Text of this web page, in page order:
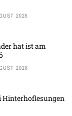
2026
hat ist am
2026
Hinterhoflesungen